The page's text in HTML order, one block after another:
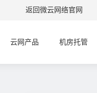
返回微云网络官网
云网产品 机房托管